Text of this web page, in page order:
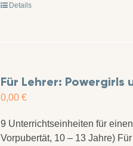
Details
Für Lehrer: Powergirls
0,00 €
9 Unterrichtseinheiten für
Vorpubertät, 10 – 13 Jahre)